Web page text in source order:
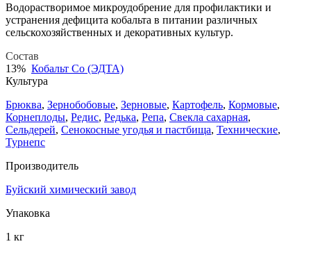
Водорастворимое микроудобрение для профилактики и
устранения дефицита кобальта в питании различных
сельскохозяйственных и декоративных культур.
Состав
13% Кобальт Co (ЭДТА)
Культура
Брюква, Зернобобовые, Зерновые, Картофель, Кормовые,
Корнеплоды, Редис, Редька, Репа, Свекла сахарная,
Сельдерей, Сенокосные угодья и пастбища, Технические,
Турнепс
Производитель
Буйский химический завод
Упаковка
1 кг